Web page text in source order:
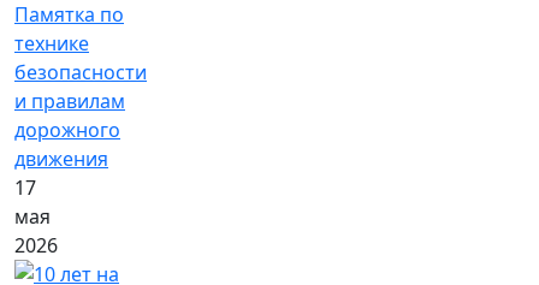
Памятка по
технике
безопасности
и правилам
дорожного
движения
17
мая
2026